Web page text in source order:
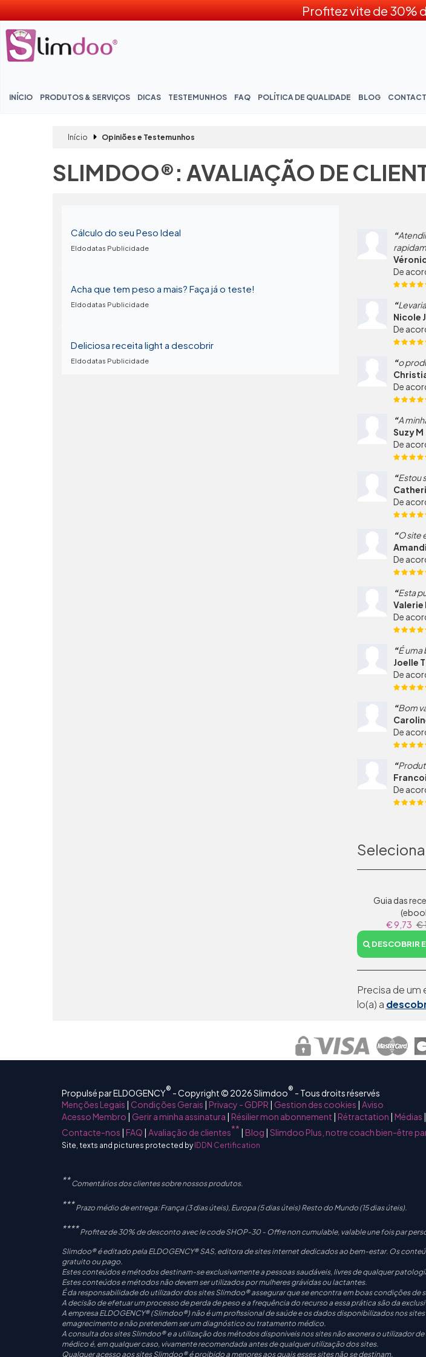
Profitez vite de 30%
INÍCIO PRODUTOS & SERVIÇOS DICAS TESTEMUNHOS FAQ POLÍTICA DE QUALIDADE BLOG
Início Opiniões e Testemunhos
SLIMDOO®: AVALIAÇÃO DE
Cálculo do seu Peso Ideal
Eldodatas Publicidade
Acha que tem peso a mais? Faça já o teste!
Eldodatas Publicidade
Deliciosa receita light a descobrir
Eldodatas Publicidade
De
Nicole J
De
o
De
A
Suzy M
De
Estou
De
O site
De
Esta
Valerie
De
É uma
Joelle T
De
Bom
De
De
Guia das
€ 9,73 €
DESCOBRIR
Precisa de
lo(a) a
Propulsé par ELDOGENCY® - Copyright © 2026 Slimdoo® - Tous droits réservés
Menções Legais
Condições Gerais Privacy - GDPR Gestion des cookies Aviso
Acesso Membro
Gerir a minha assinatura Résilier mon abonnement Rétractation Médias
Contacte-nos | FAQ | Avaliação de clientes** | Blog | Slimdoo Plus, notre coach bien-être
Site, texts and pictures protected by IDDN Certification
** Comentários dos clientes sobre nossos produtos.
*** Prazo médio de entrega: França (3 dias úteis), Europa (5 dias úteis) Resto do Mundo (15 dias úteis).
**** Profitez de 30% de desconto avec le code SHOP-30 - Offre non cumulable, valable une fois par
Slimdoo® é editado pela ELDOGENCY® SAS, editora de sites internet dedicados ao bem-estar. Os
gratuito ou pago.
Estes conteúdos e métodos destinam-se exclusivamente a pessoas saudáveis, livres de qualquer
Estes conteúdos e métodos não devem ser utilizados por mulheres grávidas ou lactantes.
É da responsabilidade do utilizador dos sites Slimdoo® assegurar que se encontra em boas condições
A decisão de efetuar um processo de perda de peso e a frequência do recurso a essa prática são da
A empresa ELDOGENCY® (Slimdoo®) não é um profissional de saúde e os dados disponibilizados nos
emagrecimento e não pretendem ser um diagnóstico ou tratamento médico.
A consulta dos sites Slimdoo® e a utilização dos métodos disponiveis nos sites não exonera o utilizador
médico é, em qualquer caso, vivamente recomendada antes de qualquer utilização dos sites.
Qualquer acesso aos sites Slimdoo® é proibido a menores aos quais esses sites não se destinam.